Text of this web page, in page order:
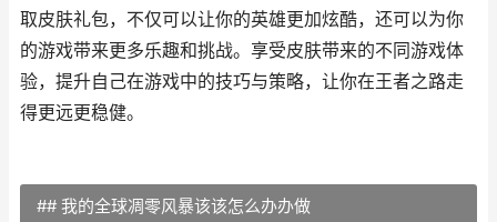
取皮肤礼包，不仅可以让你的英雄更加炫酷，还可以为你
的游戏带来更多乐趣和挑战。享受皮肤带来的不同游戏体
验，提升自己在游戏中的技巧与策略，让你在王者之路走
得更远更稳健。
## 我的全球凋零风暴该该怎么办办做